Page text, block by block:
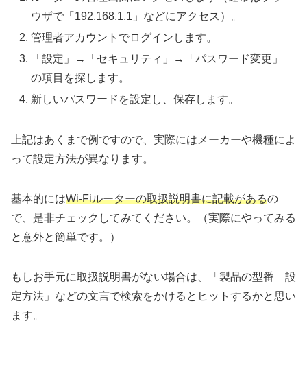
ウザで「192.168.1.1」などにアクセス）。
管理者アカウントでログインします。
「設定」→「セキュリティ」→「パスワード変更」
の項目を探します。
新しいパスワードを設定し、保存します。
上記はあくまで例ですので、実際にはメーカーや機種によ
って設定方法が異なります。
基本的にはWi-Fiルーターの取扱説明書に記載があるの
で、是非チェックしてみてください。（実際にやってみる
と意外と簡単です。）
もしお手元に取扱説明書がない場合は、「製品の型番 設
定方法」などの文言で検索をかけるとヒットするかと思い
ます。